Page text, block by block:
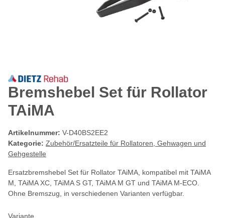
Bremshebel Set für Rollator
TAiMA
Artikelnummer: V-D40BS2EE2
Kategorie: Zubehör/Ersatzteile für Rollatoren, Gehwagen und
Gehgestelle
Ersatzbremshebel Set für Rollator TAiMA, kompatibel mit TAiMA
M, TAiMA XC, TAiMA S GT, TAiMA M GT und TAiMA M-ECO.
Ohne Bremszug, in verschiedenen Varianten verfügbar.
Variante